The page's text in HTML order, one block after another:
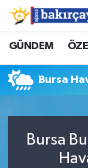
GÜNDEM
Bursa
Bursa
İzmir
İzmir Hava
İzmir Trafik